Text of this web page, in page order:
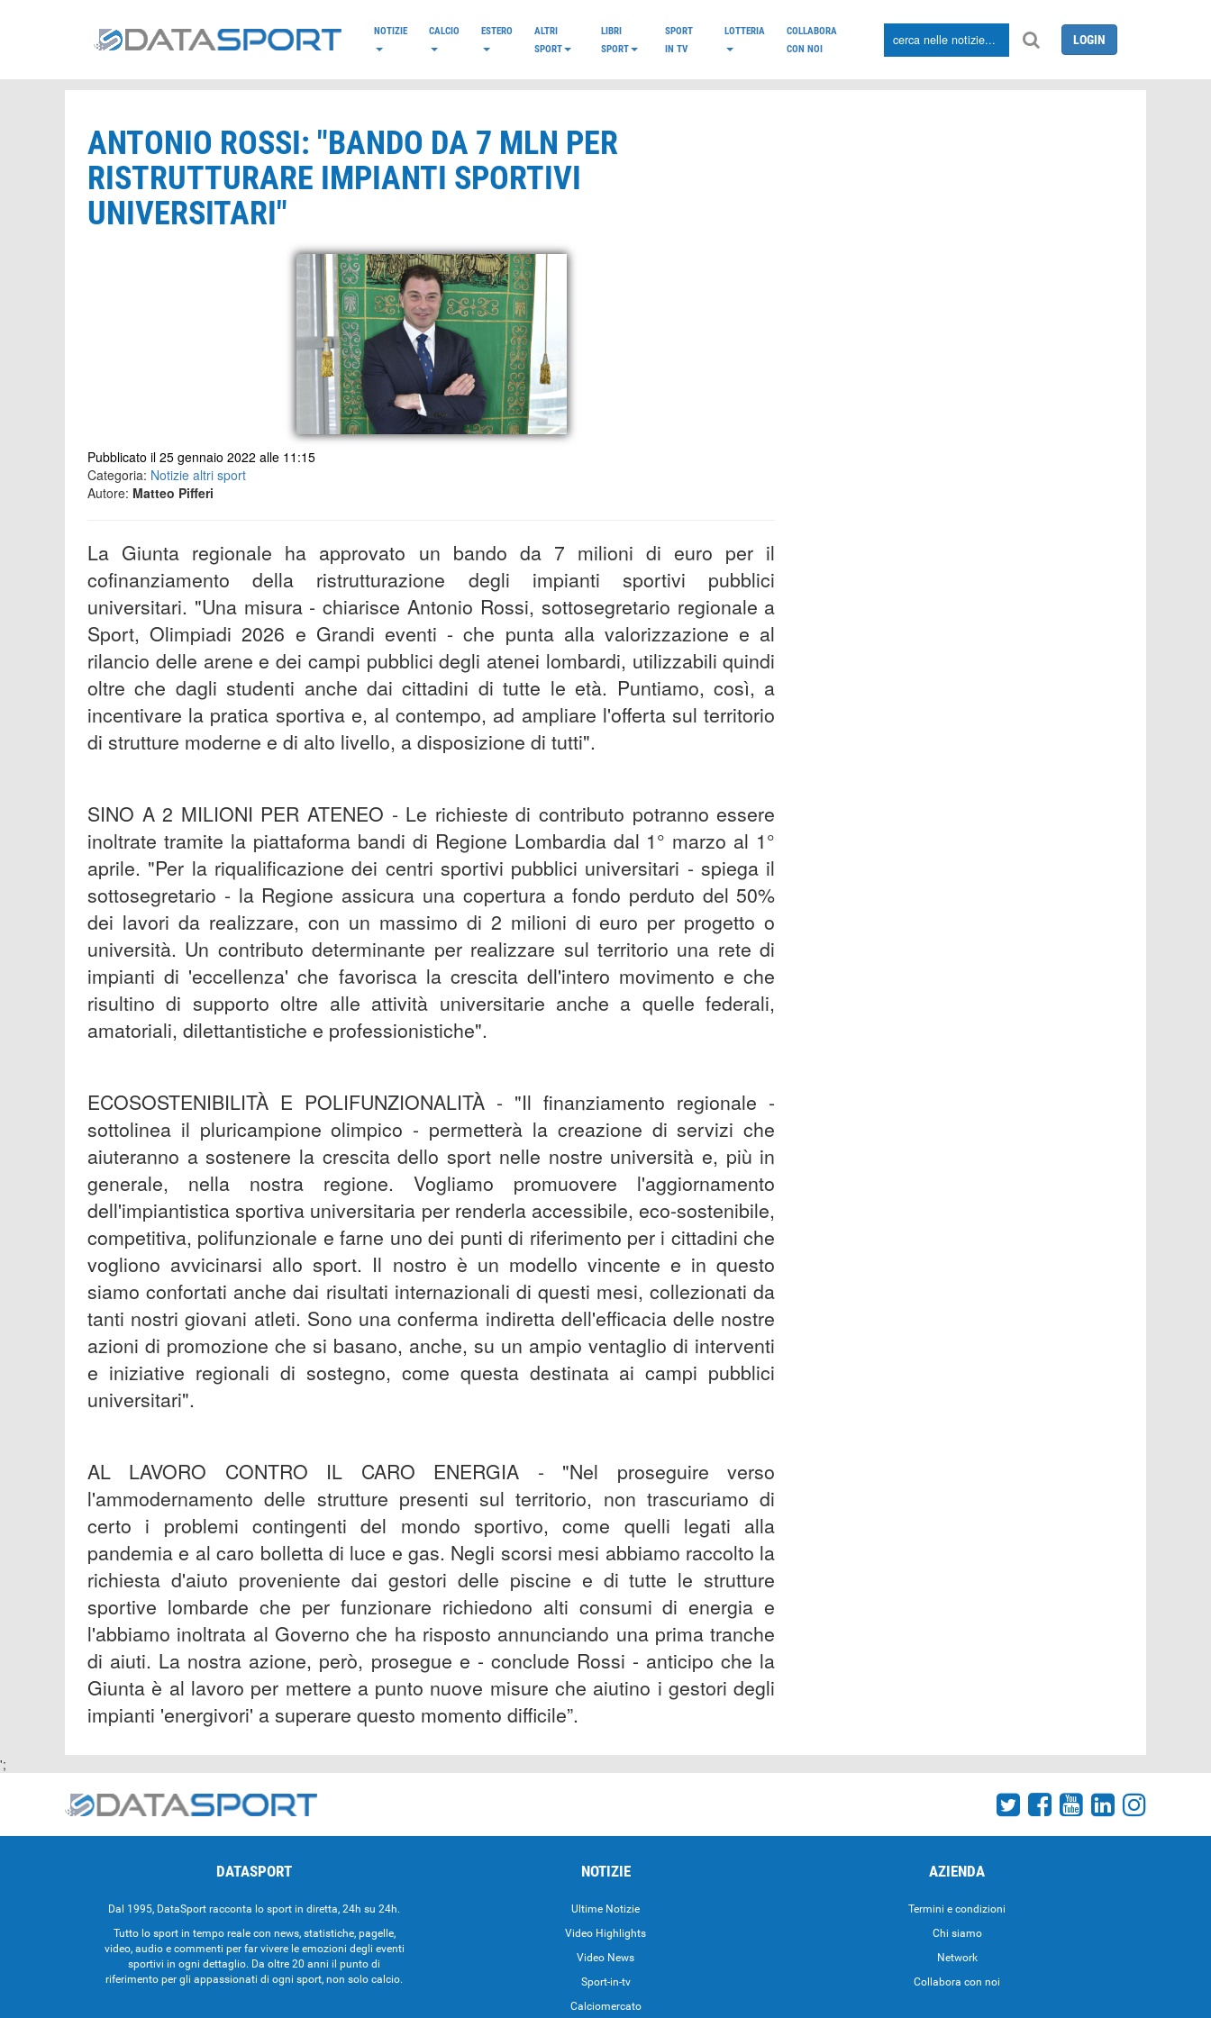
NOTIZIE CALCIO ESTERO
ALTRI
SPORT
LIBRI
SPORT
SPORT
IN TV
LOTTERIA
COLLABORA
CON NOI
LOGIN
ANTONIO ROSSI: "BANDO DA 7 MLN PER
RISTRUTTURARE IMPIANTI SPORTIVI
UNIVERSITARI"
Pubblicato il 25 gennaio 2022 alle 11:15
Categoria: Notizie altri sport
Autore: Matteo Pifferi
La Giunta regionale ha approvato un bando da 7 milioni di euro per il
cofinanziamento della ristrutturazione degli impianti sportivi pubblici
universitari. "Una misura - chiarisce Antonio Rossi, sottosegretario regionale a
Sport, Olimpiadi 2026 e Grandi eventi - che punta alla valorizzazione e al
rilancio delle arene e dei campi pubblici degli atenei lombardi, utilizzabili quindi
oltre che dagli studenti anche dai cittadini di tutte le età. Puntiamo, così, a
incentivare la pratica sportiva e, al contempo, ad ampliare l'offerta sul territorio
di strutture moderne e di alto livello, a disposizione di tutti".
SINO A 2 MILIONI PER ATENEO - Le richieste di contributo potranno essere
inoltrate tramite la piattaforma bandi di Regione Lombardia dal 1° marzo al 1°
aprile. "Per la riqualificazione dei centri sportivi pubblici universitari - spiega il
sottosegretario - la Regione assicura una copertura a fondo perduto del 50%
dei lavori da realizzare, con un massimo di 2 milioni di euro per progetto o
università. Un contributo determinante per realizzare sul territorio una rete di
impianti di 'eccellenza' che favorisca la crescita dell'intero movimento e che
risultino di supporto oltre alle attività universitarie anche a quelle federali,
amatoriali, dilettantistiche e professionistiche".
ECOSOSTENIBILITÀ E POLIFUNZIONALITÀ - "Il finanziamento regionale -
sottolinea il pluricampione olimpico - permetterà la creazione di servizi che
aiuteranno a sostenere la crescita dello sport nelle nostre università e, più in
generale, nella nostra regione. Vogliamo promuovere l'aggiornamento
dell'impiantistica sportiva universitaria per renderla accessibile, eco-sostenibile,
competitiva, polifunzionale e farne uno dei punti di riferimento per i cittadini che
vogliono avvicinarsi allo sport. Il nostro è un modello vincente e in questo
siamo confortati anche dai risultati internazionali di questi mesi, collezionati da
tanti nostri giovani atleti. Sono una conferma indiretta dell'efficacia delle nostre
azioni di promozione che si basano, anche, su un ampio ventaglio di interventi
e iniziative regionali di sostegno, come questa destinata ai campi pubblici
universitari".
AL LAVORO CONTRO IL CARO ENERGIA - "Nel proseguire verso
l'ammodernamento delle strutture presenti sul territorio, non trascuriamo di
certo i problemi contingenti del mondo sportivo, come quelli legati alla
pandemia e al caro bolletta di luce e gas. Negli scorsi mesi abbiamo raccolto la
richiesta d'aiuto proveniente dai gestori delle piscine e di tutte le strutture
sportive lombarde che per funzionare richiedono alti consumi di energia e
l'abbiamo inoltrata al Governo che ha risposto annunciando una prima tranche
di aiuti. La nostra azione, però, prosegue e - conclude Rossi - anticipo che la
Giunta è al lavoro per mettere a punto nuove misure che aiutino i gestori degli
impianti 'energivori' a superare questo momento difficile”.
';
DATASPORT
Dal 1995, DataSport racconta lo sport in diretta, 24h su 24h.
Tutto lo sport in tempo reale con news, statistiche, pagelle,
video, audio e commenti per far vivere le emozioni degli eventi
sportivi in ogni dettaglio. Da oltre 20 anni il punto di
riferimento per gli appassionati di ogni sport, non solo calcio.
NOTIZIE
Ultime Notizie
Video Highlights
Video News
Sport-in-tv
Calciomercato
AZIENDA
Termini e condizioni
Chi siamo
Network
Collabora con noi